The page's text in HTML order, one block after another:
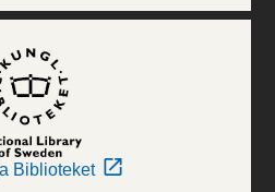
Biblioteket